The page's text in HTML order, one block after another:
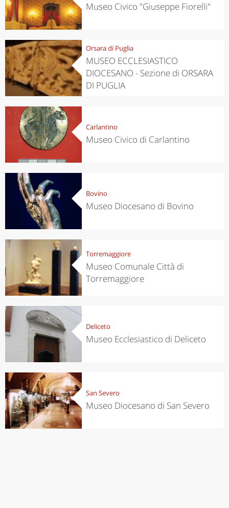
Museo Civico "Giuseppe Fiorelli"
Orsara di Puglia
MUSEO ECCLESIASTICO
DIOCESANO - Sezione di ORSARA
DI PUGLIA
Carlantino
Museo Civico di Carlantino
Bovino
Museo Diocesano di Bovino
Torremaggiore
Museo Comunale Città di
Torremaggiore
Deliceto
Museo Ecclesiastico di Deliceto
San Severo
Museo Diocesano di San Severo